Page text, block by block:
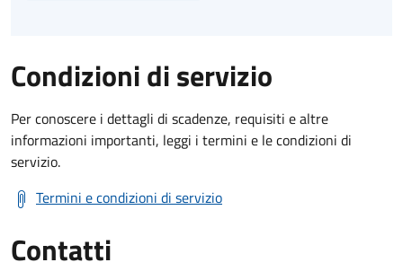
Condizioni di servizio
Per conoscere i dettagli di scadenze, requisiti e altre
informazioni importanti, leggi i termini e le condizioni di
servizio.
Termini e condizioni di servizio
Contatti